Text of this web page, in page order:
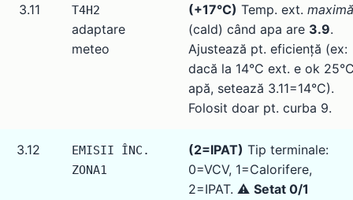
3.11 T4H2
adaptare
meteo
(+17°C) Temp. ext. maximă
(cald) când apa are 3.9.
Ajustează pt. eficiență (ex:
dacă la 14°C ext. e ok
apă, setează 3.11=14°C).
Folosit doar pt. curba 9.
3.12
EMISII ÎNC.
ZONA1
(2=IPAT) Tip terminale:
0=VCV, 1=Calorifere,
2=IPAT. ⚠️ Setat 0/1